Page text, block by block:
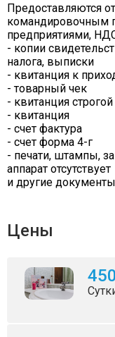
Предоставляются
командировочным
предприятиями,
- копии
налога, выписки
- квитанция к
- товарный чек
- квитанция строгой
- квитанция
- счет фактура
- счет форма 4-г
- печати, штампы,
аппарат отсутствует
и другие документы
Цены
450